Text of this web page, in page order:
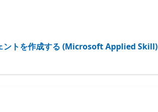
トを作成する (Microsoft Applied Skill)